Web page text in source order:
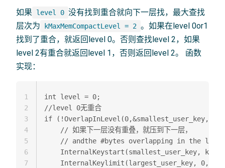
如果 level 0 没有找到重合就向下一层找，最大查找
层次为
kMaxMemCompactLevel = 2 。如果在level 0or1
找到了重合，就返回level 0。否则查找level 2，如果
level 2有重合就返回level 1，否则返回level 2。 函数
实现：
int level = 0;
//level 0无重合
if (!OverlapInLevel(0,&smallest_user_key,
    // 如果下一层没有重叠，就压到下一层，
// andthe #bytes overlapping in the
InternalKeystart(smallest_user_key,
InternalKeylimit(largest_user_key, 0,
1
2
3
4
5
6
7